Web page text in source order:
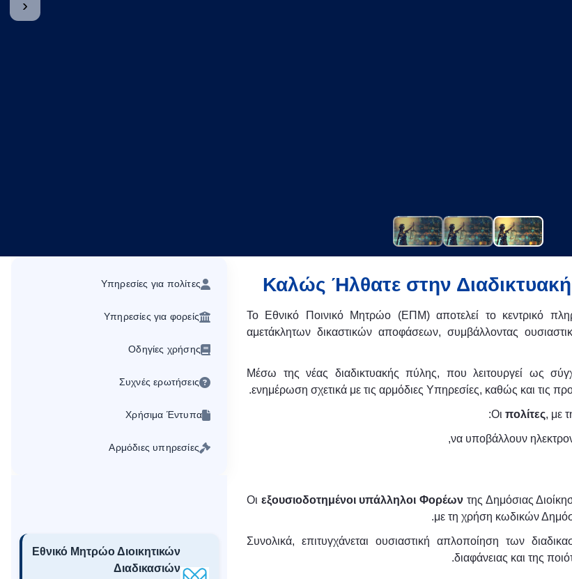
‹
Καλώς Ήλθατε στην
Το Εθνικό Ποινικό Μητρώο (EΠΜ) αποτελεί το κεντρικό
αμετάκλητων δικαστικών αποφάσεων, συμβάλλοντας
Μέσω της νέας διαδικτυακής πύλης, που λειτουργεί ως
ενημέρωση σχετικά με τις αρμόδιες Υπηρεσίες, καθώς και τις
Οι πολίτες, με
Οι εξουσιοδοτημένοι υπάλληλοι Φορέων της Δημόσιας
με τη χρήση κωδικών
Συνολικά, επιτυγχάνεται ουσιαστική απλοποίηση των
διαφάνειας και της
Υπηρεσίες για πολίτες
Υπηρεσίες για φορείς
Οδηγίες χρήσης
Συχνές ερωτήσεις
Χρήσιμα Έντυπα
Αρμόδιες υπηρεσίες
Εθνικό Μητρώο Διοικητικών
Διαδικασιών